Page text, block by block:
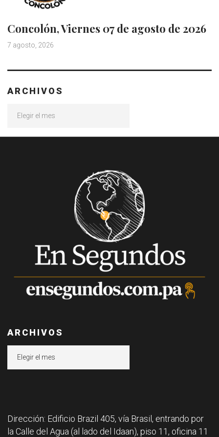
Concolón, Viernes 07 de agosto de 2026
7 agosto, 2026
ARCHIVOS
ARCHIVOS
Dirección: Edificio Brazil 405, vía Brasil, entrando por
la Calle del Agua (al lado del Idaan), piso 11, oficina 11